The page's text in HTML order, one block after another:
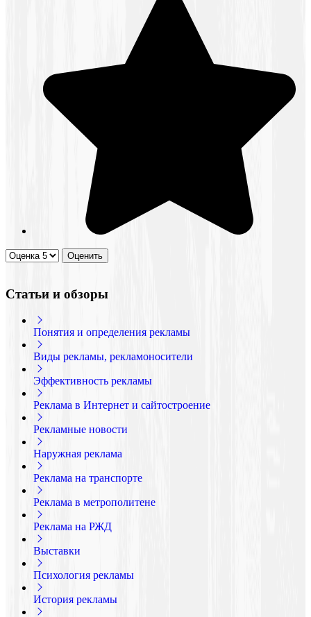
Статьи и обзоры
Понятия и определения рекламы
Виды рекламы, рекламоносители
Эффективность рекламы
Реклама в Интернет и сайтостроение
Рекламные новости
Наружная реклама
Реклама на транспорте
Реклама в метрополитене
Реклама на РЖД
Выставки
Психология рекламы
История рекламы